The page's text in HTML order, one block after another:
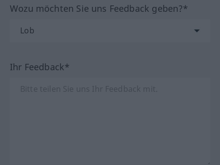
Wozu möchten Sie uns Feedback geben?*
Ihr Feedback*